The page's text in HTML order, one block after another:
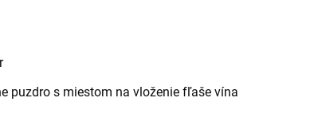
puzdro s miestom na vloženie fľaše vína